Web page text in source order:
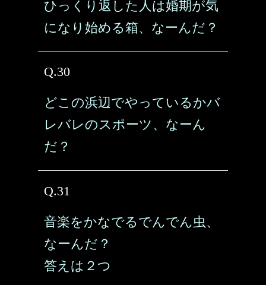
ひっくり返した人は婚期が気
になり始める箱、なーんだ？
Q.30
どこの浜辺でやっているかバ
レバレのスポーツ、なーん
だ？
Q.31
音楽をかなでるでんでん虫、
なーんだ？
答えは２つ